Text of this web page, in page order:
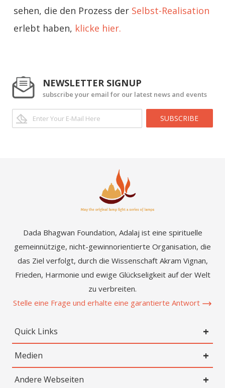
sehen, die den Prozess der Selbst-Realisation
erlebt haben, klicke hier.
NEWSLETTER SIGNUP
subscribe your email for our latest news and events
SUBSCRIBE
Dada Bhagwan Foundation, Adalaj ist eine spirituelle
gemeinnützige, nicht-gewinnorientierte Organisation, die
das Ziel verfolgt, durch die Wissenschaft Akram Vignan,
Frieden, Harmonie und ewige Glückseligkeit auf der Welt
zu verbreiten.
Stelle eine Frage und erhalte eine garantierte Antwort
Quick Links
Medien
Andere Webseiten